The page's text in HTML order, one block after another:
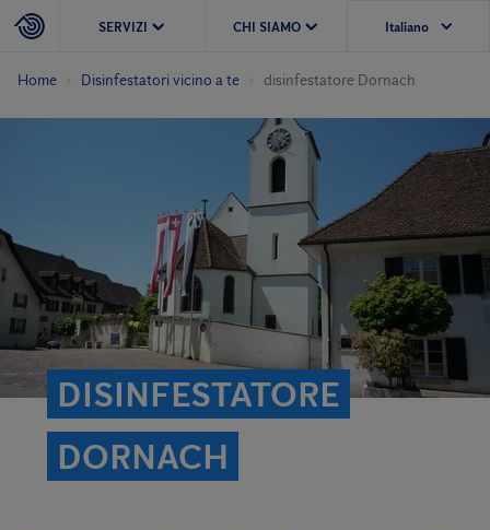
SERVIZI CHI SIAMO
Home Disinfestatori vicino a te disinfestatore Dornach
DISINFESTATORE
DORNACH